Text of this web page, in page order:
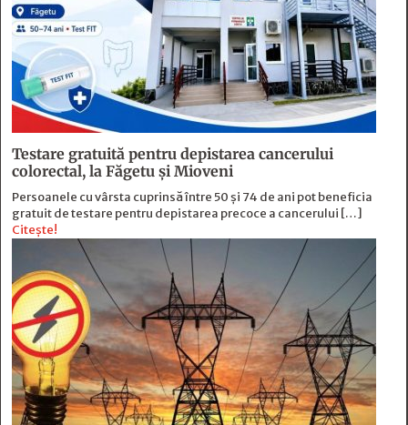
Testare gratuită pentru depistarea cancerului
colorectal, la Făgetu și Mioveni
Persoanele cu vârsta cuprinsă între 50 și 74 de ani pot beneficia
gratuit de testare pentru depistarea precoce a cancerului […]
Citește!